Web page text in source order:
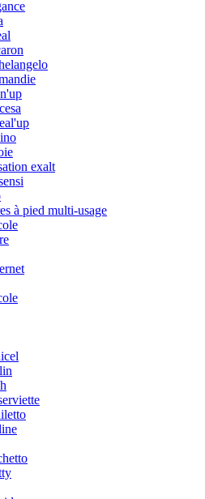
exalt
à pied multi-usage